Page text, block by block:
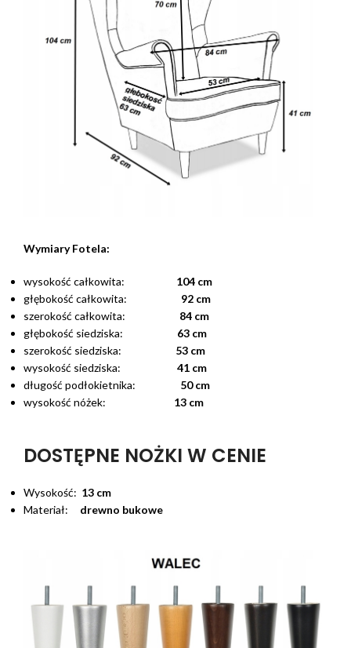
Wymiary Fotela:
wysokość całkowita: 104 cm
głębokość całkowita: 92 cm
szerokość całkowita: 84 cm
głębokość siedziska: 63 cm
szerokość siedziska: 53 cm
wysokość siedziska: 41 cm
długość podłokietnika: 50 cm
wysokość nóżek: 13 cm
DOSTĘPNE NOŻKI W CENIE
Wysokość: 13 cm
Materiał: drewno bukowe